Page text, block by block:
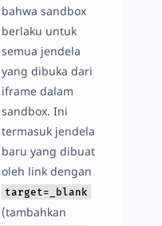
bahwa sandbox
berlaku untuk
semua jendela
yang dibuka dari
iframe dalam
sandbox. Ini
termasuk jendela
baru yang dibuat
oleh link dengan
target=_blank
(tambahkan